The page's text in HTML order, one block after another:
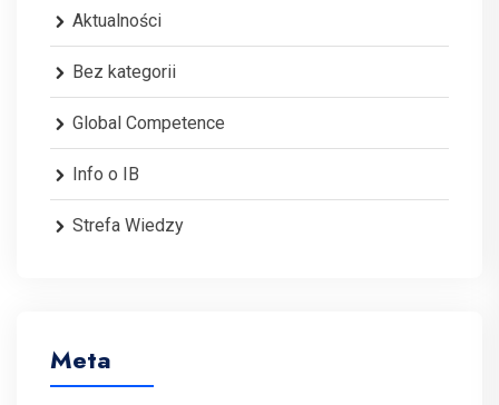
Aktualności
Bez kategorii
Global Competence
Info o IB
Strefa Wiedzy
Meta